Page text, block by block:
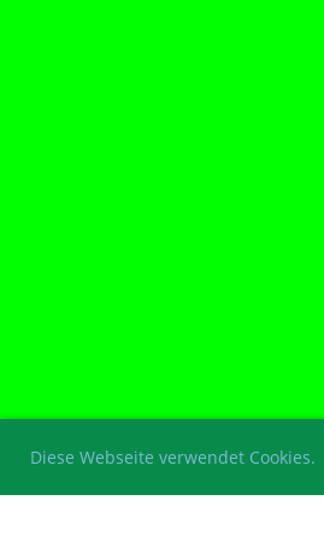
Diese Webseite verwendet Cookies.